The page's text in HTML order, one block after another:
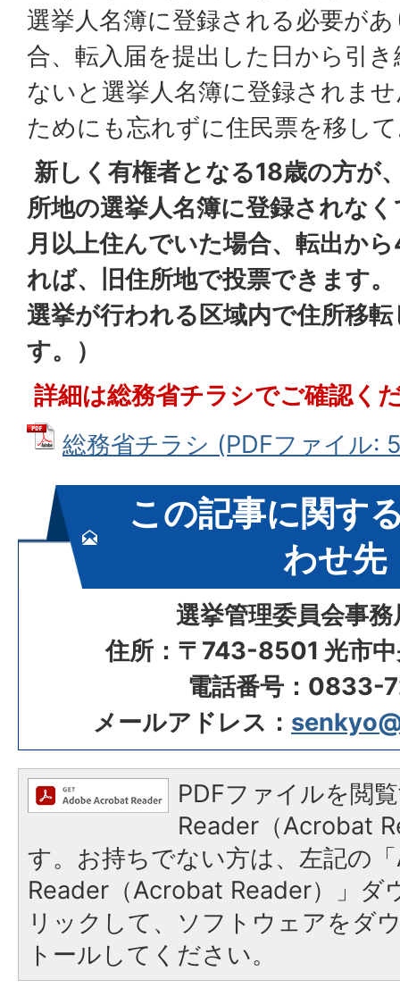
選挙人名簿に登録される必要が
合、転入届を提出した日から引
ないと選挙人名簿に登録されま
ためにも忘れずに住民票を移し
新しく有権者となる18歳の方が
所地の選挙人名簿に登録されな
月以上住んでいた場合、転出か
れば、旧住所地で投票できます
選挙が行われる区域内で住所移
す。）
詳細は総務省チラシでご確認く
総務省チラシ (PDFファイル:
この記事に関す
わせ先
選挙管理委員会事務
住所：〒743-8501 光市中
電話番号：0833-
メールアドレス：
PDFファイルを閲
Reader（Acrobat
す。お持ちでない方は、左記の
Reader（Acrobat Reader）」ダ
リックして、ソフトウェアをダ
トールしてください。